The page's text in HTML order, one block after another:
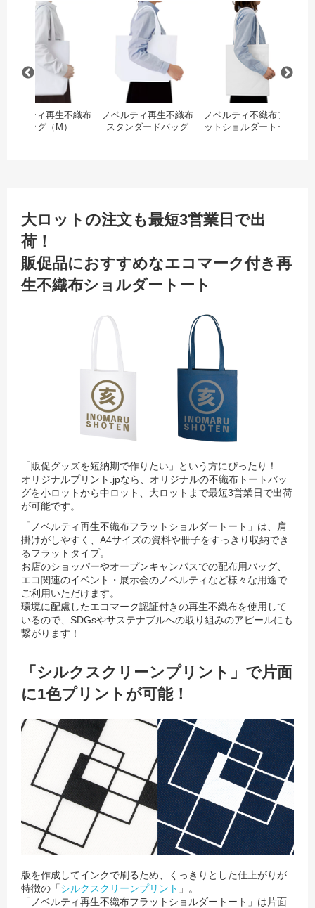
ベルティ再生PETユーティリティバッグコンビ（M）
ノベルティ再生不織布
バッグ（M）
ノベルティ再生不織布バッグ（M）
ノベルティ再生不織布
スタンダードバッグ
ノベルティ再生不織布ス
ノベルティ不織布フラ
ットショルダートート
大ロットの注文も最短3営業日で出
荷！
販促品におすすめなエコマーク付き再
生不織布ショルダートート
「販促グッズを短納期で作りたい」という方にぴったり！
オリジナルプリント.jpなら、オリジナルの不織布トートバッ
グを小ロットから中ロット、大ロットまで最短3営業日で出荷
が可能です。
「ノベルティ再生不織布フラットショルダートート」は、肩
掛けがしやすく、A4サイズの資料や冊子をすっきり収納でき
るフラットタイプ。
お店のショッパーやオープンキャンパスでの配布用バッグ、
エコ関連のイベント・展示会のノベルティなど様々な用途で
ご利用いただけます。
環境に配慮したエコマーク認証付きの再生不織布を使用して
いるので、SDGsやサステナブルへの取り組みのアピールにも
繋がります！
「シルクスクリーンプリント」で片面
に1色プリントが可能！
版を作成してインクで刷るため、くっきりとした仕上がりが
特徴の「シルクスクリーンプリント 」。
「ノベルティ再生不織布フラットショルダートート」は片面